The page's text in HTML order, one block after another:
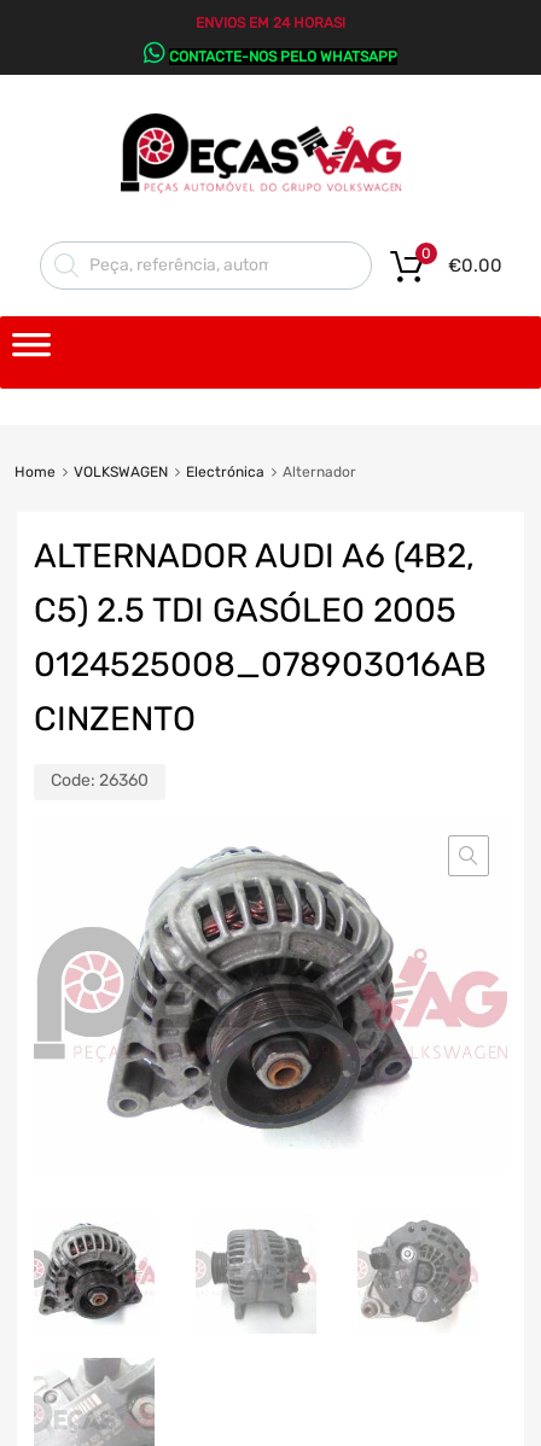
ENVIOS EM 24 HORAS!
CONTACTE-NOS PELO WHATSAPP
€0.00
0
Home VOLKSWAGEN Electrónica Alternador
ALTERNADOR AUDI A6 (4B2,
C5) 2.5 TDI GASÓLEO 2005
0124525008_078903016AB
CINZENTO
Code: 26360